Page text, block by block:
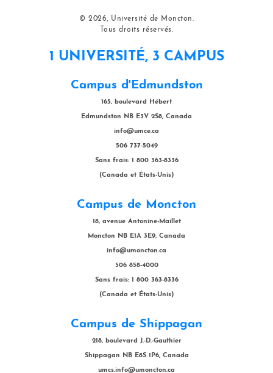
© 2026, Université de Moncton.
Tous droits réservés.
1 UNIVERSITÉ, 3 CAMPUS
Campus d'Edmundston
165, boulevard Hébert
Edmundston NB E3V 2S8, Canada
info@umce.ca
506 737-5049
Sans frais: 1 800 363-8336
(Canada et États-Unis)
Campus de Moncton
18, avenue Antonine-Maillet
Moncton NB E1A 3E9, Canada
info@umoncton.ca
506 858-4000
Sans frais: 1 800 363-8336
(Canada et États-Unis)
Campus de Shippagan
218, boulevard J.-D.-Gauthier
Shippagan NB E8S 1P6, Canada
umcs.info@umoncton.ca